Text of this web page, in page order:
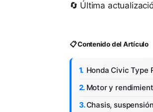
🔄 Última
📋 Contenido del Artículo
Honda Civic Type
Motor y
Chasis,